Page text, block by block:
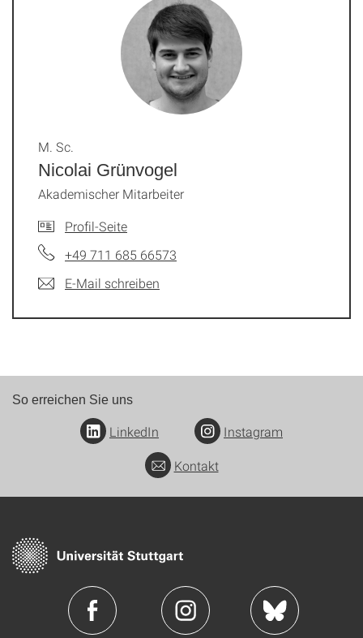
Nicolai Grünvogel
M. Sc.
Akademischer Mitarbeiter
Profil-Seite
+49 711 685 66573
E-Mail schreiben
So erreichen Sie uns
LinkedIn
Instagram
Kontakt